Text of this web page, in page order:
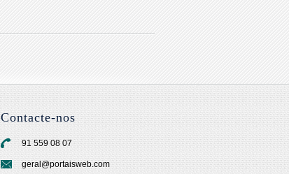
Contacte-nos
91 559 08 07
geral@portaisweb.com